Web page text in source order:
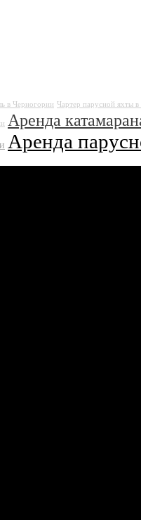
в Черногории Чартер парусной яхты
Аренда
Аренда